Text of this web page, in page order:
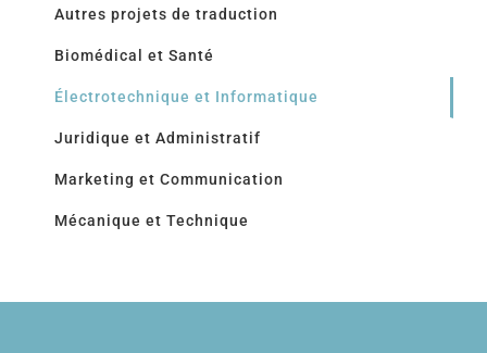
Autres projets de traduction
Biomédical et Santé
Électrotechnique et Informatique
Juridique et Administratif
Marketing et Communication
Mécanique et Technique